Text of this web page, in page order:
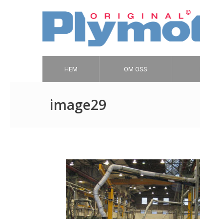
HEM OM OSS
image29